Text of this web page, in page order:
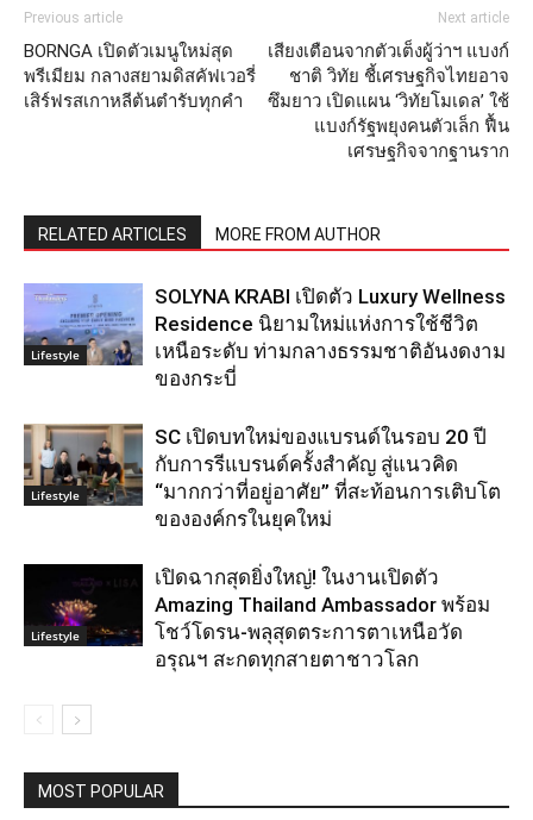
Previous article
BORNGA เปิดตัวเมนูใหม่สุด
พรีเมียม กลางสยามดิสคัฟเวอรี่
เสิร์ฟรสเกาหลีต้นตำรับทุกคำ
Next article
เสียงเตือนจากตัวเต็งผู้ว่าฯ แบงก์
ชาติ วิทัย ชี้เศรษฐกิจไทยอาจ
ซึมยาว เปิดแผน ‘วิทัยโมเดล’ ใช้
แบงก์รัฐพยุงคนตัวเล็ก ฟื้น
เศรษฐกิจจากฐานราก
RELATED ARTICLES MORE FROM AUTHOR
Lifestyle
SOLYNA KRABI เปิดตัว Luxury Wellness
Residence นิยามใหม่แห่งการใช้ชีวิต
เหนือระดับ ท่ามกลางธรรมชาติอันงดงาม
ของกระบี่
Lifestyle
SC เปิดบทใหม่ของแบรนด์ในรอบ 20 ปี
กับการรีแบรนด์ครั้งสำคัญ สู่แนวคิด
“มากกว่าที่อยู่อาศัย” ที่สะท้อนการเติบโต
ขององค์กรในยุคใหม่
Lifestyle
เปิดฉากสุดยิ่งใหญ่! ในงานเปิดตัว
Amazing Thailand Ambassador พร้อม
โชว์โดรน-พลุสุดตระการตาเหนือวัด
อรุณฯ สะกดทุกสายตาชาวโลก
MOST POPULAR